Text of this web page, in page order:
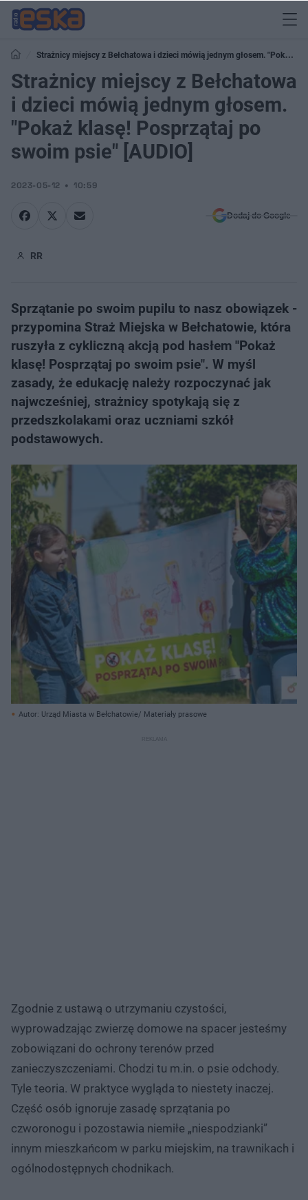
Strażnicy miejscy z Bełchatowa i dzieci mówią jednym głosem. "Pokaż
klasę! Posprzątaj po swoim psie" [AUDIO]
Strażnicy miejscy z Bełchatowa
i dzieci mówią jednym głosem.
"Pokaż klasę! Posprzątaj po
swoim psie" [AUDIO]
2023-05-12 10:59
Dodaj do Google
RR
Sprzątanie po swoim pupilu to nasz obowiązek -
przypomina Straż Miejska w Bełchatowie, która
ruszyła z cykliczną akcją pod hasłem "Pokaż
klasę! Posprzątaj po swoim psie". W myśl
zasady, że edukację należy rozpoczynać jak
najwcześniej, strażnicy spotykają się z
przedszkolakami oraz uczniami szkół
podstawowych.
Autor: Urząd Miasta w Bełchatowie/ Materiały prasowe
Zgodnie z ustawą o utrzymaniu czystości,
wyprowadzając zwierzę domowe na spacer jesteśmy
zobowiązani do ochrony terenów przed
zanieczyszczeniami. Chodzi tu m.in. o psie odchody.
Tyle teoria. W praktyce wygląda to niestety inaczej.
Część osób ignoruje zasadę sprzątania po
czworonogu i pozostawia niemiłe „niespodzianki”
innym mieszkańcom w parku miejskim, na trawnikach i
ogólnodostępnych chodnikach.